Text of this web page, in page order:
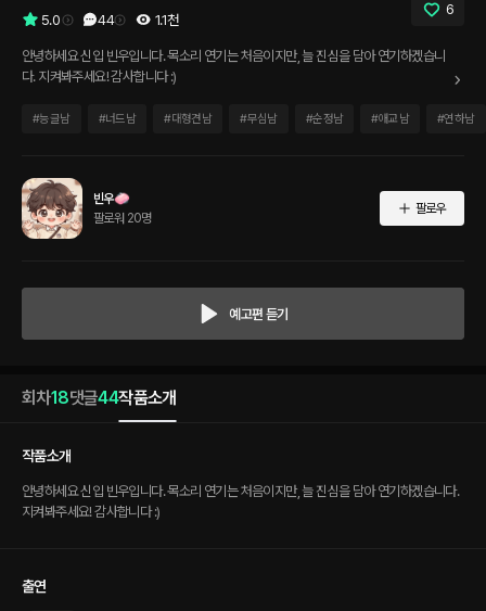
5.0
44 1.1천
6
안녕하세요 신입 빈우입니다. 목소리 연기는 처음이지만, 늘 진심을 담아 연기하겠습니
다. 지켜봐주세요! 감사합니다 :)
#능글남 #너드남 #대형견남 #무심남 #순정남 #애교남 #연하남
빈우🧼
팔로워 20명
팔로우
예고편 듣기
회차18댓글44작품소개
작품소개
안녕하세요 신입 빈우입니다. 목소리 연기는 처음이지만, 늘 진심을 담아 연기하겠습니다.
지켜봐주세요! 감사합니다 :)
출연